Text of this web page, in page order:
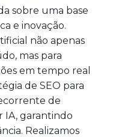
sobre uma base
e inovação.
não apenas
mas para
em tempo real
de SEO para
de
IA, garantindo
Realizamos